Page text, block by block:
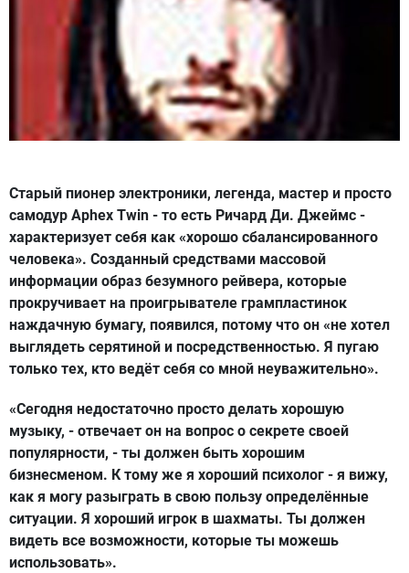
Старый пионер электроники, легенда, мастер и просто
самодур Aphex Twin - то есть Ричард Ди. Джеймс -
характеризует себя как «хорошо сбалансированного
человека». Созданный средствами массовой
информации образ безумного рейвера, которые
прокручивает на проигрывателе грампластинок
наждачную бумагу, появился, потому что он «не хотел
выглядеть серятиной и посредственностью. Я пугаю
только тех, кто ведёт себя со мной неуважительно».
«Сегодня недостаточно просто делать хорошую
музыку, - отвечает он на вопрос о секрете своей
популярности, - ты должен быть хорошим
бизнесменом. К тому же я хороший психолог - я вижу,
как я могу разыграть в свою пользу определённые
ситуации. Я хороший игрок в шахматы. Ты должен
видеть все возможности, которые ты можешь
использовать».